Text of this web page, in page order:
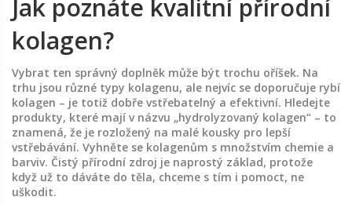
Jak poznáte kvalitní přírodní
kolagen?
Vybrat ten správný doplněk může být trochu oříšek. Na
trhu jsou různé typy kolagenu, ale nejvíc se doporučuje rybí
kolagen – je totiž dobře vstřebatelný a efektivní. Hledejte
produkty, které mají v názvu „hydrolyzovaný kolagen“ – to
znamená, že je rozložený na malé kousky pro lepší
vstřebávání. Vyhněte se kolagenům s množstvím chemie a
barviv. Čistý přírodní zdroj je naprostý základ, protože
když už to dáváte do těla, chceme s tím i pomoct, ne
uškodit.